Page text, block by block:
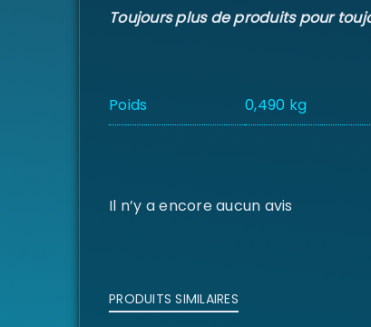
Toujours plus de produits pour
Poids 0,490 kg
Il n’y a encore aucun avis
PRODUITS SIMILAIRES